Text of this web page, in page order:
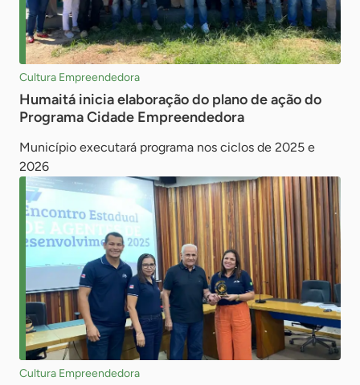
Cultura Empreendedora
Humaitá inicia elaboração do plano de ação do
Programa Cidade Empreendedora
Município executará programa nos ciclos de 2025 e
2026
Cultura Empreendedora